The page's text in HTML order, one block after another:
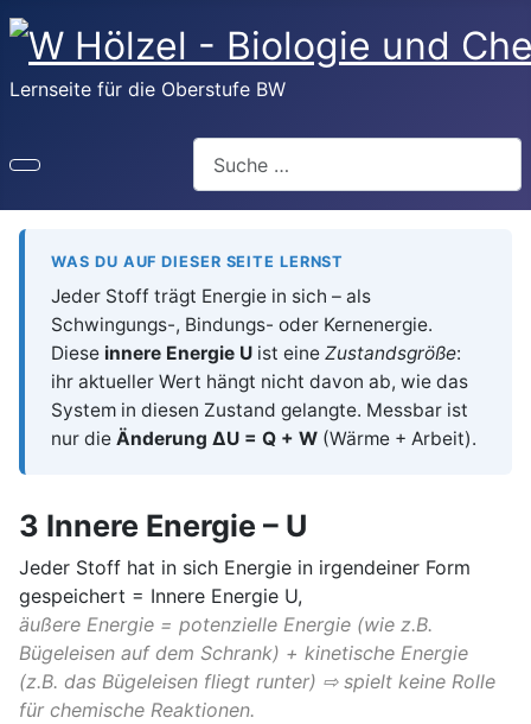
Lernseite für die Oberstufe BW
WAS DU AUF DIESER SEITE LERNST
Jeder Stoff trägt Energie in sich – als
Schwingungs-, Bindungs- oder Kernenergie.
Diese innere Energie U ist eineZustandsgröße:
ihr aktueller Wert hängt nicht davon ab, wie das
System in diesen Zustand gelangte. Messbar ist
nur dieÄnderung ΔU = Q + W (Wärme + Arbeit).
3 Innere Energie – U
Jeder Stoff hat in sich Energie in irgendeiner Form
gespeichert = Innere Energie U,
äußere Energie = potenzielle Energie (wie z.B.
Bügeleisen auf dem Schrank) + kinetische Energie
(z.B. das Bügeleisen fliegt runter) ⇨ spielt keine Rolle
für chemische Reaktionen.